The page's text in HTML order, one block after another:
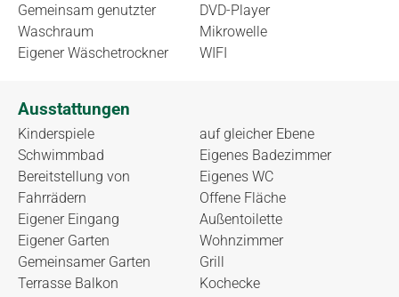
Gemeinsam genutzter
Waschraum
Eigener Wäschetrockner
DVD-Player
Mikrowelle
WIFI
Ausstattungen
Kinderspiele
Schwimmbad
Bereitstellung von
Fahrrädern
Eigener Eingang
Eigener Garten
Gemeinsamer Garten
Terrasse Balkon
auf gleicher Ebene
Eigenes Badezimmer
Eigenes WC
Offene Fläche
Außentoilette
Wohnzimmer
Grill
Kochecke